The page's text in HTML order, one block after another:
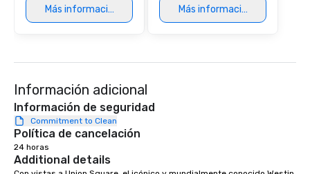
Our exclusive
ultimate networking
right of you. Because
Más información Más información
Información adicional
Información de seguridad
Commitment to Clean
Política de cancelación
24 horas
Additional details